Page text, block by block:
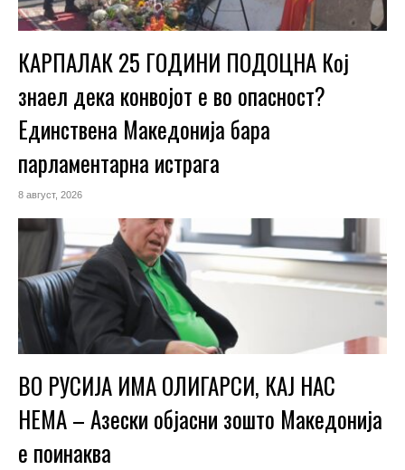
КАРПАЛАК 25 ГОДИНИ ПОДОЦНА Кој
знаел дека конвојот е во опасност?
Единствена Македoнија бара
парламентарна истрага
8 август, 2026
ВО РУСИЈА ИМА ОЛИГАРСИ, КАЈ НАС
НЕМА – Азески објасни зошто Македонија
е поинаква